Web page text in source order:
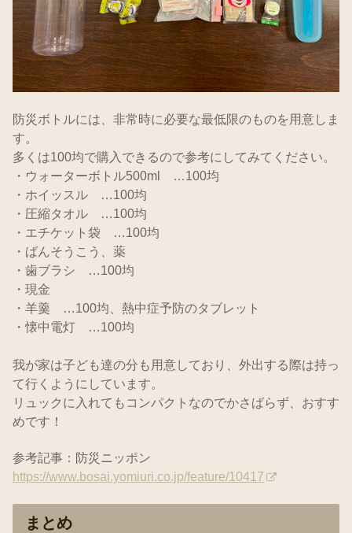
防災ボトルには、非常時に必要な最低限のものを用意しま
す。
多くは100均で購入できるので参考にしてみてください。
・ウォーターボトル500ml …100均
・ホイッスル …100均
・圧縮タオル …100均
・エチケット袋 …100均
・ばんそうこう、薬
・歯ブラシ …100均
・現金
・羊羹 …100均、熱中症予防のタブレット
・懐中電灯 …100均
我が家は子ども達の分も用意しており、外出する際は持っ
て行くようにしています。
リュックに入れてもコンパクトなのでかさばらず、おすす
めです！
参考記事：防災ニッポン
https://www.bosai.yomiuri.co.jp/feature/10417
まとめ